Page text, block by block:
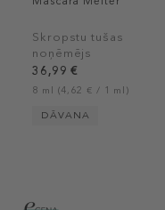
Skropstu tušas
noņēmējs
36,99 €
8 ml (4,62 € / 1 ml)
DĀVANA